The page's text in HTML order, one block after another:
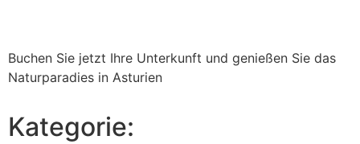
Buchen Sie jetzt Ihre Unterkunft und genießen Sie das
Naturparadies in Asturien
Kategorie: